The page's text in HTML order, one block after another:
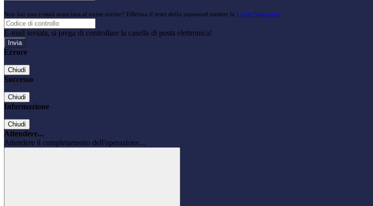
Non hai una e-mail associata al nome utente? Effettua il reset della password tramite la Login Spaggiari
E-mail inviata, si prega di controllare la casella di posta elettronica!
Errore
Chiudi
Successo
Chiudi
Informazione
Chiudi
Attendere...
Attendere il completamento dell'operazione...